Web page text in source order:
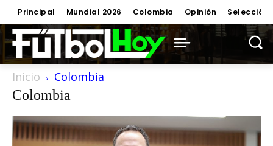
Principal Mundial 2026 Colombia Opinión Selección
Inicio Colombia
Colombia